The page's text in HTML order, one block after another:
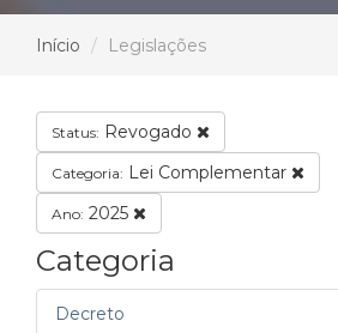
Início Legislações
Status: Revogado
Categoria: Lei Complementar
Ano: 2025
Categoria
Decreto